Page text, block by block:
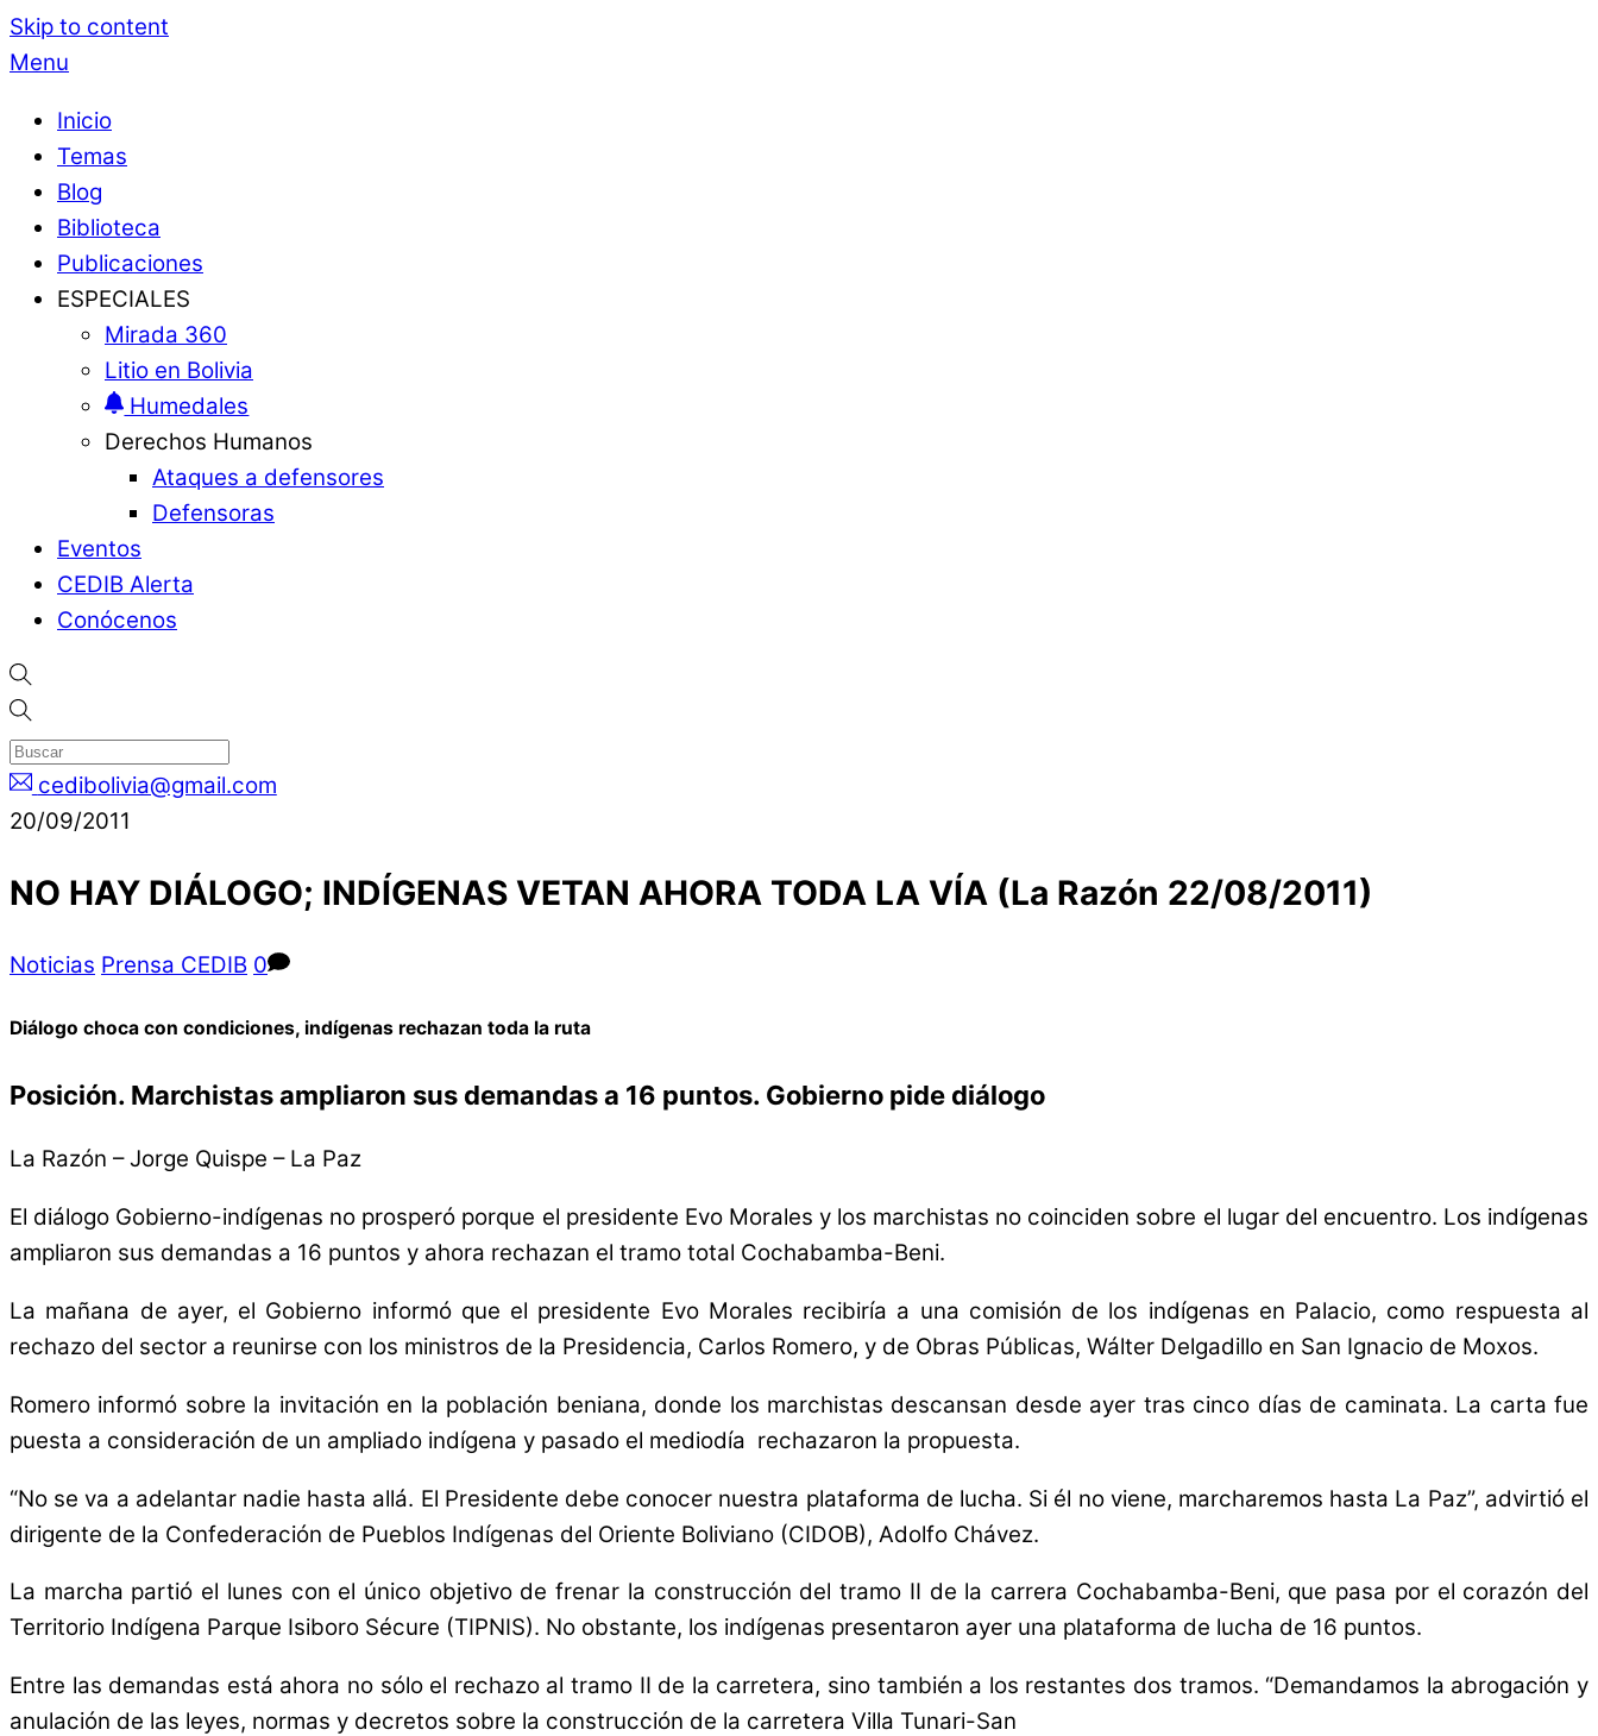
Skip to content
Menu
Inicio
Temas
Blog
Biblioteca
Publicaciones
ESPECIALES
Mirada 360
Litio en Bolivia
Humedales
Derechos Humanos
Ataques a defensores
Defensoras
Eventos
CEDIB Alerta
Conócenos
cedibolivia@gmail.com
20/09/2011
NO HAY DIÁLOGO; INDÍGENAS VETAN AHORA TODA LA VÍA (La Razón 22/08/2011)
Noticias Prensa CEDIB 0
Diálogo choca con condiciones, indígenas rechazan toda la ruta
Posición. Marchistas ampliaron sus demandas a 16 puntos. Gobierno pide diálogo
La Razón – Jorge Quispe – La Paz
El diálogo Gobierno-indígenas no prosperó porque el presidente Evo Morales y los marchistas no coinciden sobre el lugar del encuentro. Los indígenas
ampliaron sus demandas a 16 puntos y ahora rechazan el tramo total Cochabamba-Beni.
La mañana de ayer, el Gobierno informó que el presidente Evo Morales recibiría a una comisión de los indígenas en Palacio, como respuesta al
rechazo del sector a reunirse con los ministros de la Presidencia, Carlos Romero, y de Obras Públicas, Wálter Delgadillo en San Ignacio de Moxos.
Romero informó sobre la invitación en la población beniana, donde los marchistas descansan desde ayer tras cinco días de caminata. La carta fue
puesta a consideración de un ampliado indígena y pasado el mediodía rechazaron la propuesta.
“No se va a adelantar nadie hasta allá. El Presidente debe conocer nuestra plataforma de lucha. Si él no viene, marcharemos hasta La Paz”, advirtió el
dirigente de la Confederación de Pueblos Indígenas del Oriente Boliviano (CIDOB), Adolfo Chávez.
La marcha partió el lunes con el único objetivo de frenar la construcción del tramo II de la carrera Cochabamba-Beni, que pasa por el corazón del
Territorio Indígena Parque Isiboro Sécure (TIPNIS). No obstante, los indígenas presentaron ayer una plataforma de lucha de 16 puntos.
Entre las demandas está ahora no sólo el rechazo al tramo II de la carretera, sino también a los restantes dos tramos. “Demandamos la abrogación y
anulación de las leyes, normas y decretos sobre la construcción de la carretera Villa Tunari-San